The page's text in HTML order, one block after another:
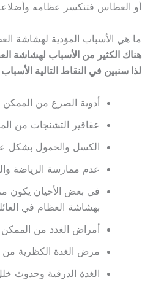
أو العطاس فتنكسر عظامه
ما هي الأسباب المؤدية لهشاشة
هناك الكثير من الأسباب لهشاشة
لذا سنبين في النقاط التالية
أدوية الصرع من
عقاقير التشنجات من
الكسل والخمول بشكل
عدم ممارسة الرياضة
في بعض الأحيان يكون
بهشاشة العظام في
أمراض الغدد من
مرض الغدة الكظرية
الغدة الدرقية وحدوث